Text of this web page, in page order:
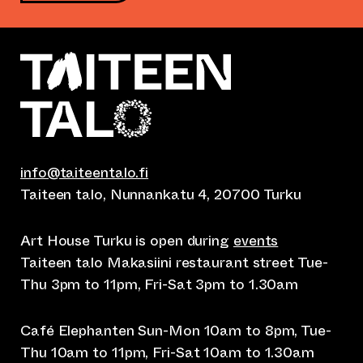
info@taiteentalo.fi
Taiteen talo, Nunnankatu 4, 20700 Turku
Art House Turku is open during events
Taiteen talo Makasiini restaurant street Tue-
Thu 3pm to 11pm, Fri-Sat 3pm to 1.30am
Café Elephanten Sun-Mon 10am to 8pm, Tue-
Thu 10am to 11pm, Fri-Sat 10am to 1.30am